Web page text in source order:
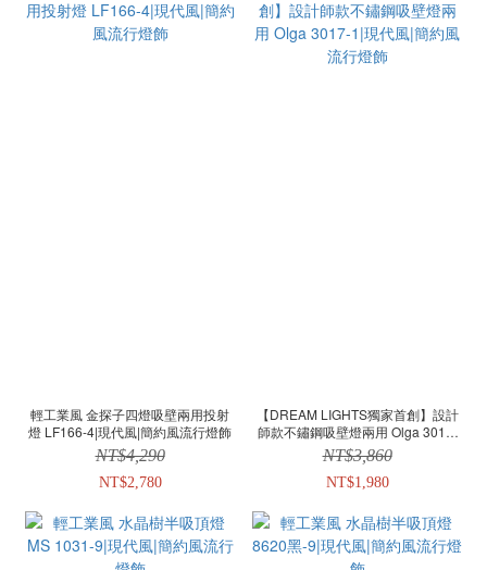
輕工業風 金探子四燈吸壁兩用投射
燈 LF166-4|現代風|簡約風流行燈飾
NT$4,290
NT$2,780
【DREAM LIGHTS獨家首創】設計
師款不鏽鋼吸壁燈兩用 Olga 3017-
1|現代風|簡約風流行燈飾
NT$3,860
NT$1,980